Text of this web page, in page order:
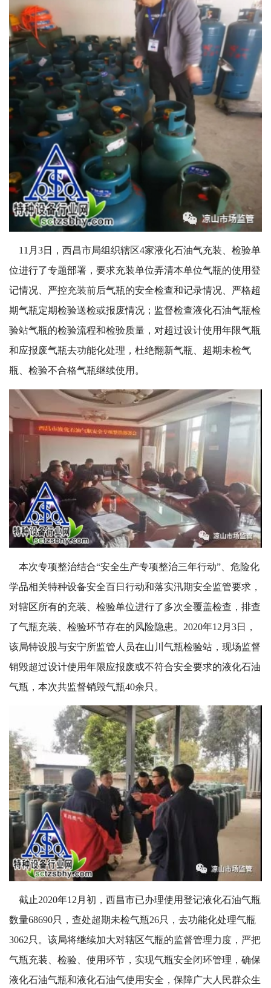
11月3日，西昌市局组织辖区4家液化石油气充装、检验单
位进行了专题部署，要求充装单位弄清本单位气瓶的使用登
记情况、严控充装前后气瓶的安全检查和记录情况、严格超
期气瓶定期检验送检或报废情况；监督检查液化石油气瓶检
验站气瓶的检验流程和检验质量，对超过设计使用年限气瓶
和应报废气瓶去功能化处理，杜绝翻新气瓶、超期未检气
瓶、检验不合格气瓶继续使用。
本次专项整治结合“安全生产专项整治三年行动”、危险化
学品相关特种设备安全百日行动和落实汛期安全监管要求，
对辖区所有的充装、检验单位进行了多次全覆盖检查，排查
了气瓶充装、检验环节存在的风险隐患。2020年12月3日，
该局特设股与安宁所监管人员在山川气瓶检验站，现场监督
销毁超过设计使用年限应报废或不符合安全要求的液化石油
气瓶，本次共监督销毁气瓶40余只。
截止2020年12月初，西昌市已办理使用登记液化石油气瓶
数量68690只，查处超期未检气瓶26只，去功能化处理气瓶
3062只。该局将继续加大对辖区气瓶的监督管理力度，严把
气瓶充装、检验、使用环节，实现气瓶安全闭环管理，确保
液化石油气瓶和液化石油气使用安全，保障广大人民群众生